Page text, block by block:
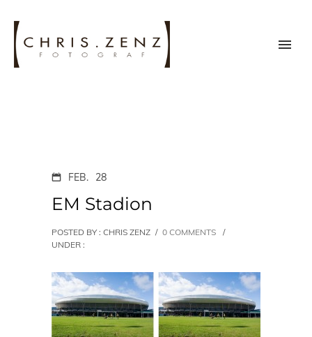
FEB. 28
EM Stadion
POSTED BY : CHRIS ZENZ / 0 COMMENTS
/
UNDER :